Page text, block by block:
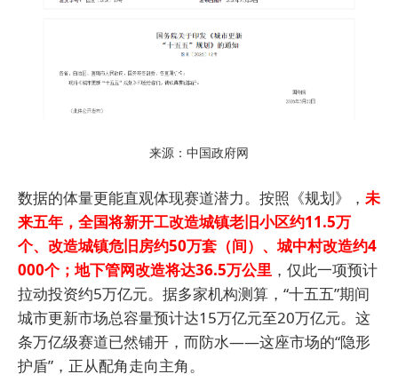
来源：中国政府网
数据的体量更能直观体现赛道潜力。按照《规划》， 未
来五年，全国将新开工改造城镇老旧小区约11.5万
个、改造城镇危旧房约50万套（间）、城中村改造约4
000个；地下管网改造将达36.5万公里 ，仅此一项预计
拉动投资约5万亿元。据多家机构测算，“十五五”期间
城市更新市场总容量预计达15万亿元至20万亿元。这
条万亿级赛道已然铺开，而防水——这座市场的“隐形
护盾”，正从配角走向主角。